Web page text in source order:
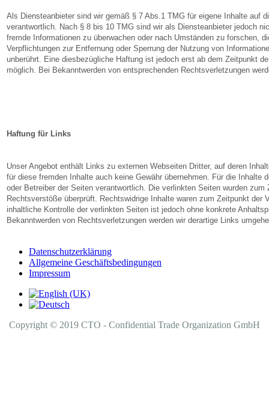
Als Diensteanbieter sind wir gemäß § 7 Abs.1 TMG für eigene Inhalte auf
verantwortlich. Nach § 8 bis 10 TMG sind wir als Diensteanbieter jedoch
fremde Informationen zu überwachen oder nach Umständen zu forschen,
Verpflichtungen zur Entfernung oder Sperrung der Nutzung von
unberührt. Eine diesbezügliche Haftung ist jedoch erst ab dem Zeitpunkt
möglich. Bei Bekanntwerden von entsprechenden Rechtsverletzungen
Haftung für Links
Unser Angebot enthält Links zu externen Webseiten Dritter, auf deren
für diese fremden Inhalte auch keine Gewähr übernehmen. Für die Inhalte
oder Betreiber der Seiten verantwortlich. Die verlinkten Seiten wurden
Rechtsverstöße überprüft. Rechtswidrige Inhalte waren zum Zeitpunkt der
inhaltliche Kontrolle der verlinkten Seiten ist jedoch ohne konkrete
Bekanntwerden von Rechtsverletzungen werden wir derartige Links
Datenschutzerklärung
Allgemeine Geschäftsbedingungen
Impressum
Copyright © 2019 CTO - Confidential Trade Organization GmbH